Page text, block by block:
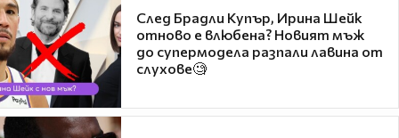
След Брадли Купър, Ирина Шейк
отново е влюбена? Новият мъж
до супермодела разпали лавина от
слухове🧐